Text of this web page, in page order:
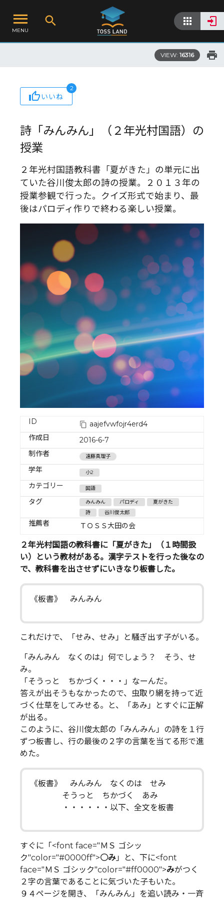
MENU
VIEW: 16316
いいね
2
詩「みんみん」（２年光村国語）の
授業
２年光村国語教科書「夏がきた」の単元に出
ていた谷川俊太郎の詩の授業。２０１３年の
授業参観で行った。クイズ形式で始まり、最
後はパロディ作りで終わる楽しい授業。
ID
aajefvwfojr4erd4
作成日
2016-6-7
制作者
遠藤真理子
学年 小2
カテゴリー 国語
タグ みんみん パロディ
夏がきた
詩
谷川俊太郎
推薦者 ＴＯＳＳ大田の会
２年光村国語の教科書に「夏がきた」（１時間扱
い）という教材がある。漢字テストを行った後なの
で、教科書を出させずにいきなり板書した。
《板書》 みんみん
これだけで、「せみ、せみ」と騒ぎ出す子がいる。
「みんみん なくのは」何でしょう？ そう、せ
み。
「そうっと ちかづく・・・」なーんだ。
答えが出そうもなかったので、虫取り網を持って近
づく仕草をしてみせる。と、「あみ」とすぐに正解
が出る。
このように、谷川俊太郎の「みんみん」の詩を１行
ずつ板書し、行の最後の２字の言葉を当てる形で進
めた。
《板書》 みんみん なくのは せみ
そうっと ちかづく あみ
・・・・・・以下、全文を板書
すぐに「<font face="ＭＳ ゴシッ
ク"color="#0000ff">○み」と、下に<font
face="ＭＳ ゴシック"color="#ff0000">みがつく
２字の言葉であることに気づいた子もいた。
９４ページを開き、「みんみん」を追い読み・一斉